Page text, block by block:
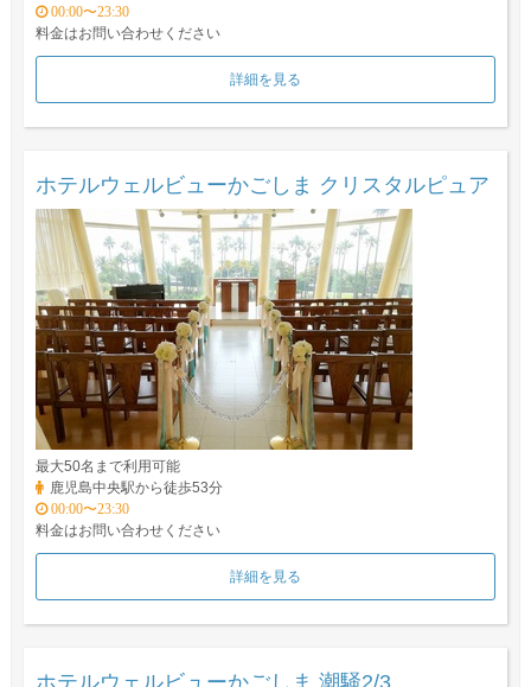
00:00〜23:30
料金はお問い合わせください
詳細を見る
ホテルウェルビューかごしま クリスタルピュア
最大50名まで利用可能
鹿児島中央駅から徒歩53分
00:00〜23:30
料金はお問い合わせください
詳細を見る
ホテルウェルビューかごしま 潮騒2/3